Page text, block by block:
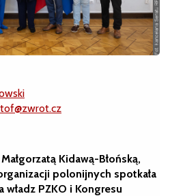
Kidawą-Błońską,
polonijnych spotkała
władz PZKO i Kongresu